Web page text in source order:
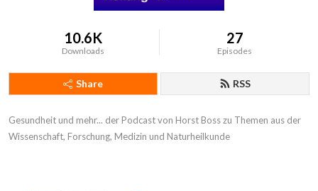
10.6K
Downloads
27
Episodes
Share RSS
Gesundheit und mehr... der Podcast von Horst Boss zu Themen aus der
Wissenschaft, Forschung, Medizin und Naturheilkunde